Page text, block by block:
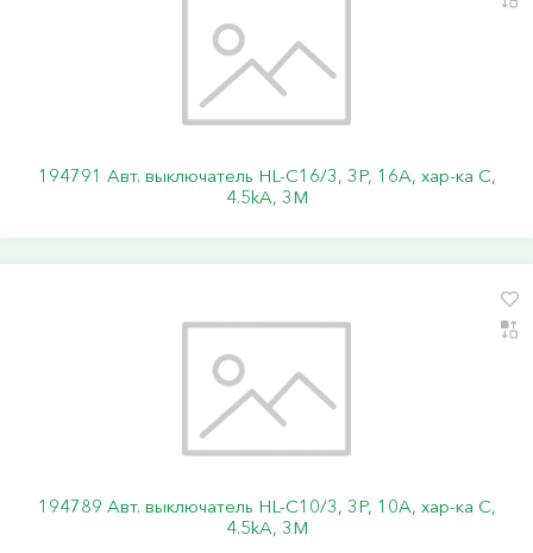
194791 Авт. выключатель HL-C16/3, 3P, 16A, хар-ка C,
4.5kA, 3M
194789 Авт. выключатель HL-C10/3, 3P, 10A, хар-ка C,
4.5kA, 3M